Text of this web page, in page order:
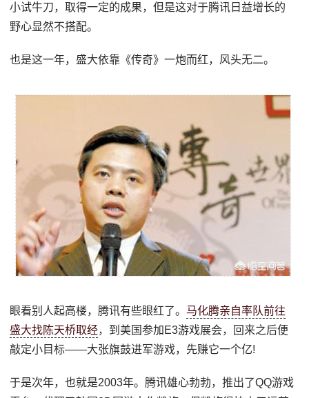
小试牛刀，取得一定的成果，但是这对于腾讯日益增长的
野心显然不搭配。
也是这一年，盛大依靠《传奇》一炮而红，风头无二。
眼看别人起高楼，腾讯有些眼红了。 马化腾亲自率队前往
盛大找陈天桥取经，到美国参加E3游戏展会，回来之后便
敲定小目标——大张旗鼓进军游戏，先赚它一个亿!
于是次年，也就是2003年。腾讯雄心勃勃，推出了QQ游戏